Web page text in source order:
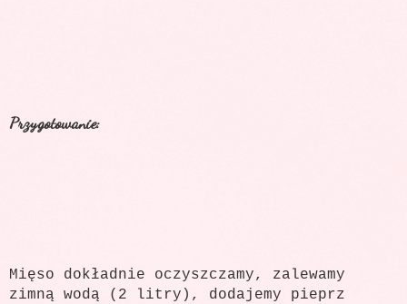
Przygotowanie:
Mięso dokładnie oczyszczamy, zalewamy
zimną wodą (2 litry), dodajemy pieprz